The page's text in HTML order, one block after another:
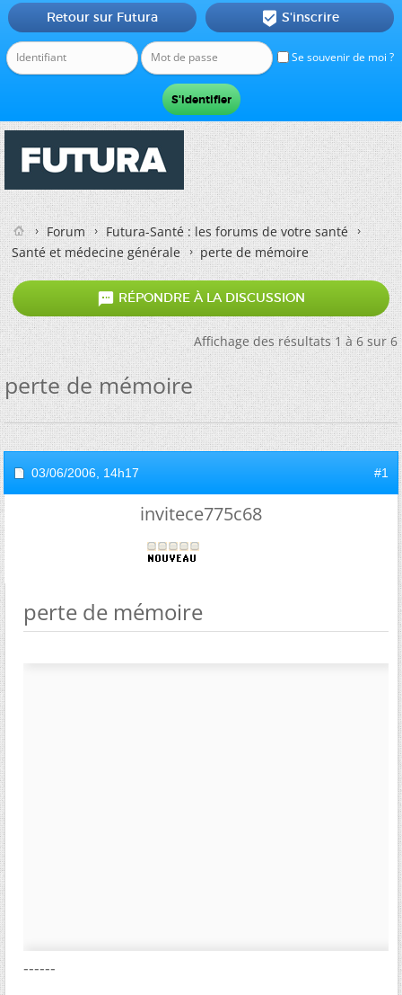
Se souvenir de moi ?
Retour sur Futura  S'inscrire
Forum
Futura-Santé : les forums de votre santé
Santé et médecine générale
perte de mémoire
 RÉPONDRE À LA DISCUSSION
Affichage des résultats 1 à 6 sur 6
perte de mémoire
03/06/2006, 14h17 #1
invitece775c68
perte de mémoire
------